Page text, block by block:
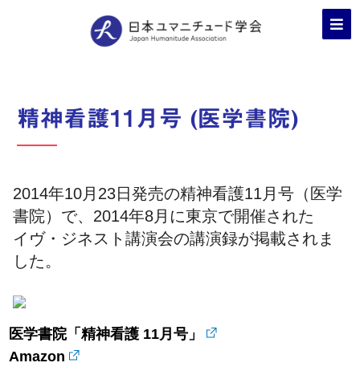
精神看護11月号 (医学書院)
2014年10月23日発売の精神看護11月号（医学
書院）で、2014年8月に東京で開催された
イヴ・ジネスト講演会の講演録が掲載されま
した。
医学書院「精神看護 11月号」
Amazon